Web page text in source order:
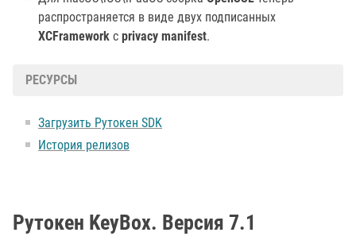
распространяется в виде двух подписанных
XCFramework с privacy manifest.
РЕСУРСЫ
Загрузить Рутокен SDK
История релизов
Рутокен KeyBox. Версия 7.1